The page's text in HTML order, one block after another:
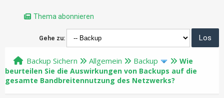
Thema abonnieren
Gehe zu:
Backup Sichern Allgemein Backup
Wie
beurteilen Sie die Auswirkungen von Backups auf die
gesamte Bandbreitennutzung des Netzwerks?